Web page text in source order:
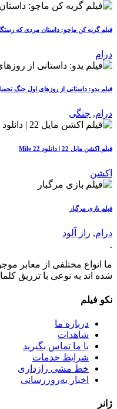
فیلم گریه کن ماچو: داستان مردی که
درام
فیلم یدو: داستانی از روزهای اول جنگ
درام, جنگی
فیلم اکشن مایل 22 | دانلود Mile 22
اکشن
فیلم بازی مرگبار
درام, راز آلود
ما انواع مختلفی از معابر
شده اند به نوعی با تزریق
نکو فیلم
درباره ما
شاهدات
با ما تماس بگیرید
شرایط خدمات
خط مشی رازداری
اخبار به‌روزرسانی
ژانر